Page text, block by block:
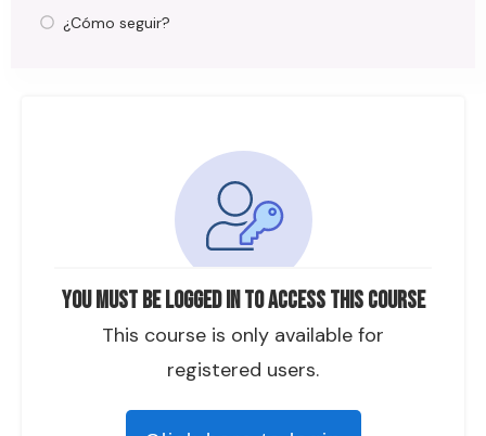
You must be logged in to access this course
This course is only available for
registered users.
¿Cómo seguir?